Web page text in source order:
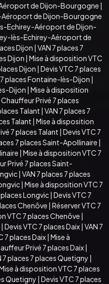
de Dijon-Bourgogne |
Aéroport de Dijon-Bourgogne
Echirey-Aéroport de Dijon-
lès-Echirey-Aéroport de
Dijon | VAN 7 places 7
Dijon | Mise à disposition VTC
Dijon | Devis VTC 7 places
7 places Fontaine-lès-Dijon |
Dijon | Mise à disposition
Chauffeur Privé 7 places
Talant | VAN 7 places 7
Talant | Mise à disposition
7 places Talant | Devis VTC 7
7 places Saint-Apollinaire |
| Mise à disposition VTC 7
Privé 7 places Saint-
| VAN 7 places 7 places
| Mise à disposition VTC 7
Longvic| Devis VTC 7
Chenôve | Réserver VTC 7
VTC 7 places Chenôve |
| Devis VTC 7 places Daix| VAN 7
7 places Daix| Mise à
Privé 7 places Daix|
7 places 7 places Quetigny |
à disposition VTC 7 places
Quetigny | Devis VTC 7 places